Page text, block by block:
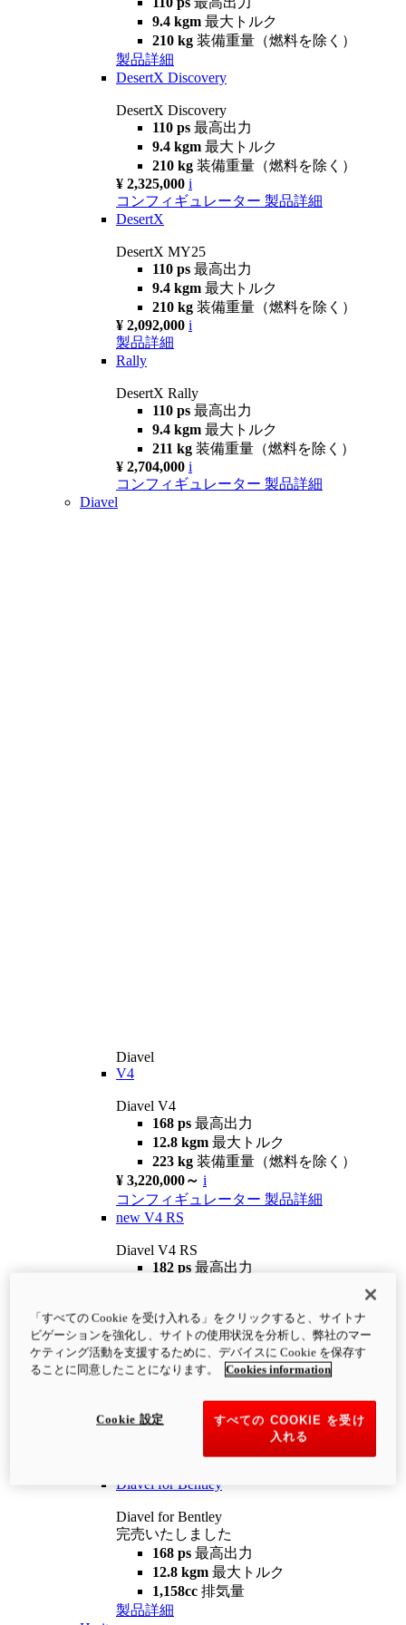
9.4 kgm 最大トルク
210 kg 装備重量（燃料を除く）
製品詳細
DesertX Discovery
DesertX Discovery
110 ps 最高出力
9.4 kgm 最大トルク
210 kg 装備重量（燃料を除く）
¥ 2,325,000 i
コンフィギュレーター 製品詳細
DesertX
DesertX MY25
110 ps 最高出力
9.4 kgm 最大トルク
210 kg 装備重量（燃料を除く）
¥ 2,092,000 i
製品詳細
Rally
DesertX Rally
110 ps 最高出力
9.4 kgm 最大トルク
211 kg 装備重量（燃料を除く）
¥ 2,704,000 i
コンフィギュレーター 製品詳細
Diavel
Diavel
V4
Diavel V4
168 ps 最高出力
12.8 kgm 最大トルク
223 kg 装備重量（燃料を除く）
¥ 3,220,000～ i
コンフィギュレーター 製品詳細
new V4 RS
Diavel V4 RS
182 ps 最高出力
¥4,400,000 i
コンフィギュレーター 製品詳細
newV4 RS 100
12.2 kgm
最大トルク
装備重量（燃料を除く）
Diavel for Bentley
Diavel for Bentley
完売いたしました
168 ps 最高出力
12.8 kgm 最大トルク
1,158cc 排気量
製品詳細
「すべての Cookie を受け入れる」をクリックすると、サイトナ
ビゲーションを強化し、サイトの使用状況を分析し、弊社のマー
ケティング活動を支援するために、デバイスに Cookie を保存す
ることに同意したことになります。
Cookies information
すべての COOKIE を受け
入れる
Cookie 設定